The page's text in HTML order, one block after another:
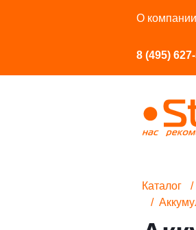
О компании
8 (495)
Перейти в
Каталог